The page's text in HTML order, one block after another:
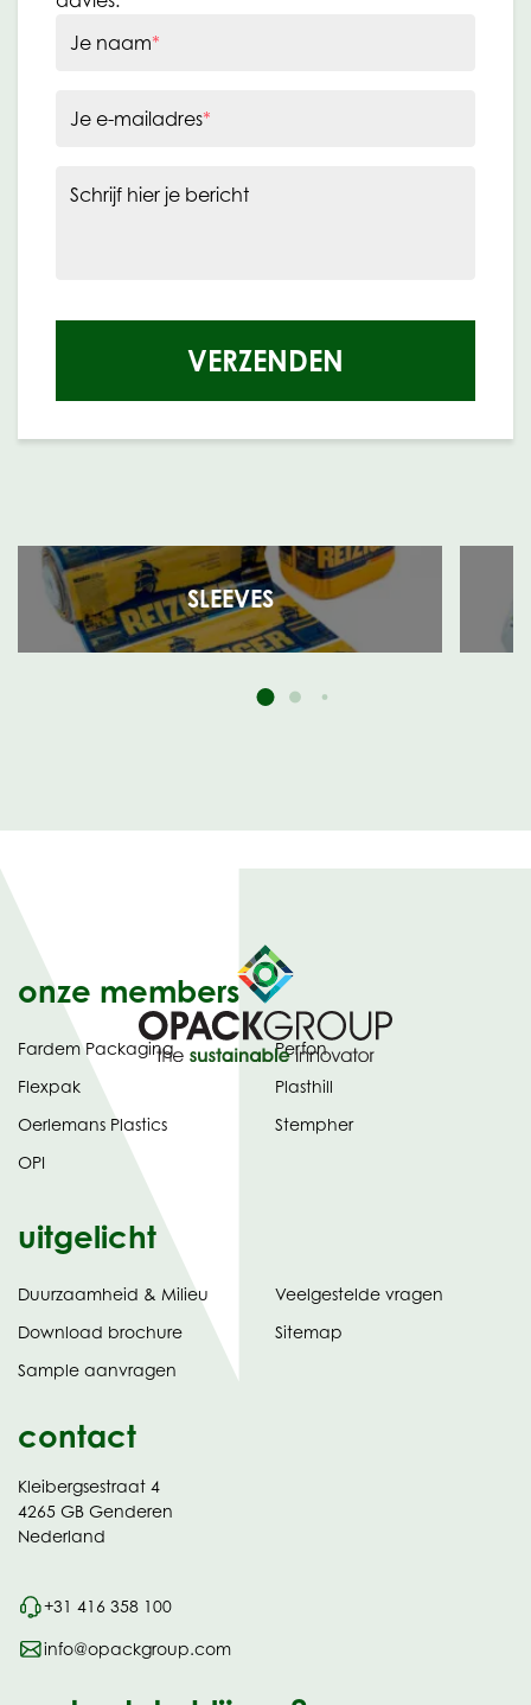
Je naam*
Je e-mailadres*
Schrijf hier je bericht
VERZENDEN
SLEEVES
onze members
Fardem Packaging
Flexpak
Oerlemans Plastics
OPI
Perfon
Plasthill
Stempher
uitgelicht
Duurzaamheid & Milieu
Download brochure(opent
tabblad)
Sample aanvragen
Veelgestelde vragen
Sitemap
contact
Kleibergsestraat 4
4265 GB Genderen
Nederland
+31 416 358 100
info@opackgroup.com